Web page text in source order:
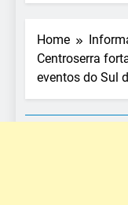
Home
Centroserra
eventos do Sul